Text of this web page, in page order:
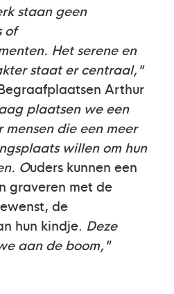
staan geen
of
Het serene en
staat er centraal,"
Arthur
plaatsen we een
die een meer
willen om hun
Ouders kunnen een
graveren met de
de
hun kindje. Deze
aan de boom,"